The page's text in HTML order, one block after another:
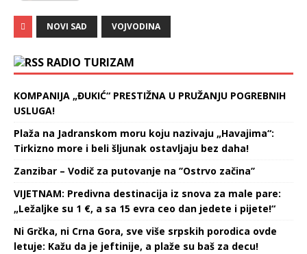
NOVI SAD VOJVODINA
RADIO TURIZAM
KOMPANIJA „ĐUKIĆ“ PRESTIŽNA U PRUŽANJU POGREBNIH
USLUGA!
Plaža na Jadranskom moru koju nazivaju „Havajima“:
Tirkizno more i beli šljunak ostavljaju bez daha!
Zanzibar – Vodič za putovanje na ’’Ostrvo začina’’
VIJETNAM: Predivna destinacija iz snova za male pare:
„Ležaljke su 1 €, a sa 15 evra ceo dan jedete i pijete!“
Ni Grčka, ni Crna Gora, sve više srpskih porodica ovde
letuje: Kažu da je jeftinije, a plaže su baš za decu!